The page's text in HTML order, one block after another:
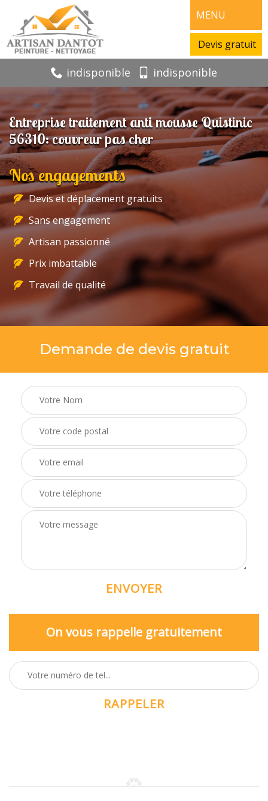
MENU
Devis gratuit
indisponible indisponible
Entreprise traitement anti mousse Quistinic
56310: couvreur pas cher
Nos engagements
Devis et déplacement gratuits
Sans engagement
Artisan passionné
Prix imbattable
Travail de qualité
Demande de devis gratuit
On vous rappelle gratuitement